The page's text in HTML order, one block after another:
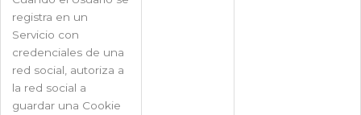
registra en un
Servicio con
credenciales de una
red social, autoriza a
la red social a
guardar una Cookie